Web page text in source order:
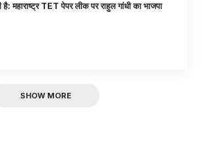
महाराष्ट्र TET पेपर लीक पर राहुल गांधी का भाजपा
SHOW MORE